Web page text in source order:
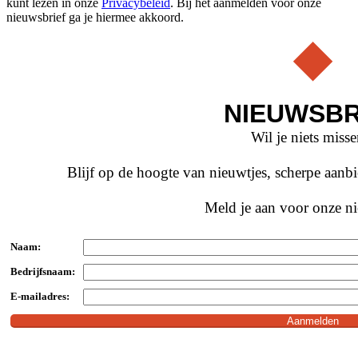
kunt lezen in onze Privacybeleid. Bij het aanmelden voor onze
nieuwsbrief ga je hiermee akkoord.
Wil je niets
Blijf op de hoogte van nieuwtjes, scherpe
Meld je aan voor onze
Naam:
Bedrijfsnaam:
E-mailadres: